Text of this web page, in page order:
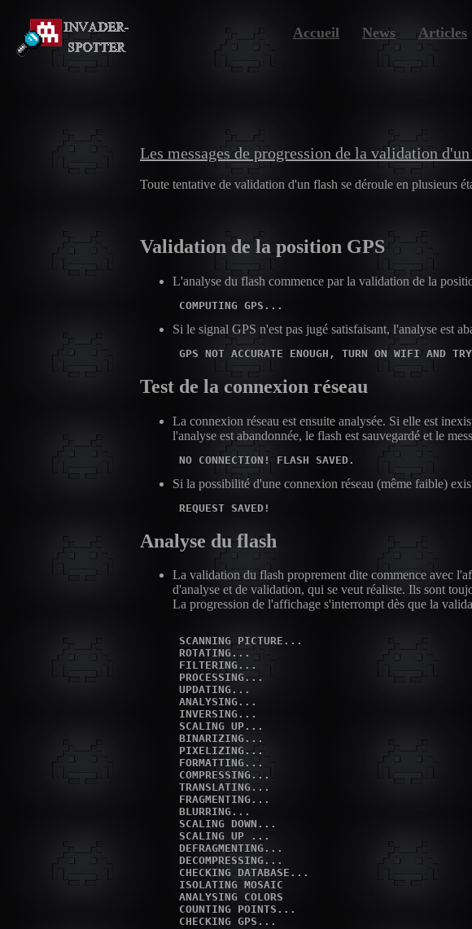
Accueil News Articles
Les messages de progression de la validation
Toute tentative de validation d'un flash se déroule en plusieurs
Validation de la position GPS
L'analyse du flash commence par la validation de la
COMPUTING GPS...
Si le signal GPS n'est pas jugé satisfaisant, l'analyse est
GPS NOT ACCURATE ENOUGH, TURN ON WIFI AND
Test de la connexion réseau
La connexion réseau est ensuite analysée. Si elle est
l'analyse est abandonnée, le flash est sauvegardé et le
NO CONNECTION! FLASH SAVED.
Si la possibilité d'une connexion réseau (même faible)
REQUEST SAVED!
Analyse du flash
La validation du flash proprement dite commence avec
d'analyse et de validation, qui se veut réaliste. Ils sont
La progression de l'affichage s'interrompt dès que la
SCANNING PICTURE...
ROTATING...
FILTERING...
PROCESSING...
UPDATING...
ANALYSING...
INVERSING...
SCALING UP...
BINARIZING...
PIXELIZING...
FORMATTING...
COMPRESSING...
TRANSLATING...
FRAGMENTING...
BLURRING...
SCALING DOWN...
SCALING UP ...
DEFRAGMENTING...
DECOMPRESSING...
CHECKING DATABASE...
ISOLATING MOSAIC
ANALYSING COLORS
COUNTING POINTS...
CHECKING GPS...